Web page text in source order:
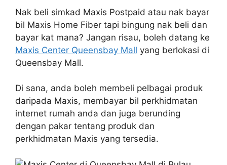
Nak beli simkad Maxis Postpaid atau nak bayar
bil Maxis Home Fiber tapi bingung nak beli dan
bayar kat mana? Jangan risau, boleh datang ke
Maxis Center Queensbay Mall yang berlokasi di
Queensbay Mall.
Di sana, anda boleh membeli pelbagai produk
daripada Maxis, membayar bil perkhidmatan
internet rumah anda dan juga berunding
dengan pakar tentang produk dan
perkhidmatan Maxis yang tersedia.